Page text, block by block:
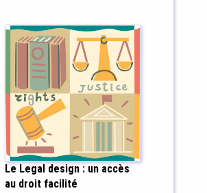
Le Legal design : un accès
au droit facilité